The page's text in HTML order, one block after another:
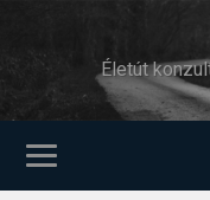
Életút